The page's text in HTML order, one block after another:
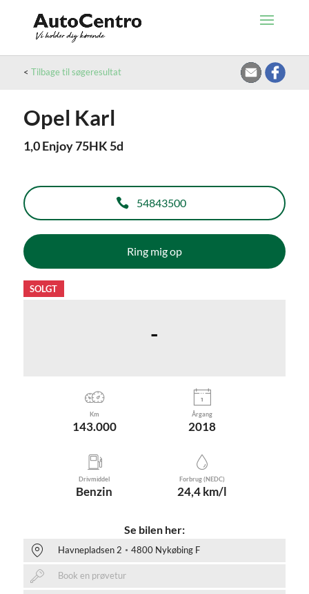
< Tilbage til søgeresultat
Opel Karl
1,0 Enjoy 75HK 5d
54843500
Ring mig op
SOLGT
-
Km
143.000
Årgang
2018
Drivmiddel
Benzin
Forbrug (NEDC)
24,4 km/l
Se bilen her:
Havnepladsen 2 4800 Nykøbing F
Book en prøvetur